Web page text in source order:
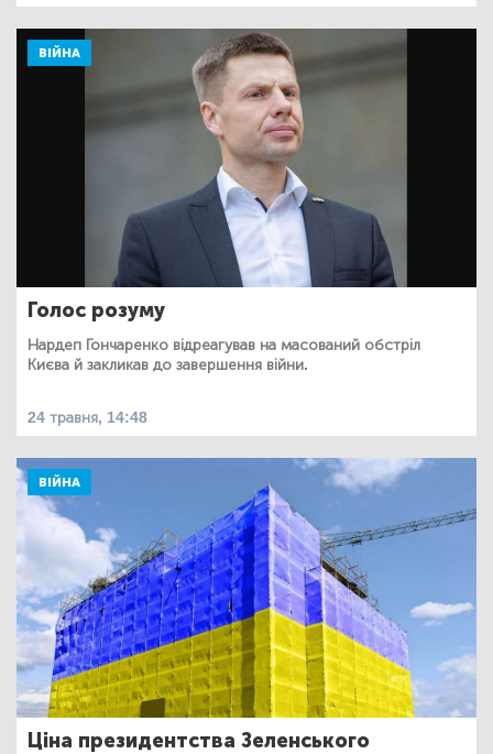
ВІЙНА
Голос розуму
Нардеп Гончаренко відреагував на масований обстріл
Києва й закликав до завершення війни.
24 травня, 14:48
ВІЙНА
Ціна президентства Зеленського